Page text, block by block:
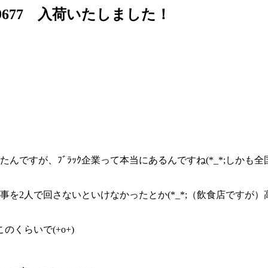
入荷いたしました！
んですが、ﾌﾞﾗｯｸ企業って本当にあるんですね(*_*;しかも
2人で回さないといけなかったとか(*_*;（飲食店ですが
のくらいで(+o+)